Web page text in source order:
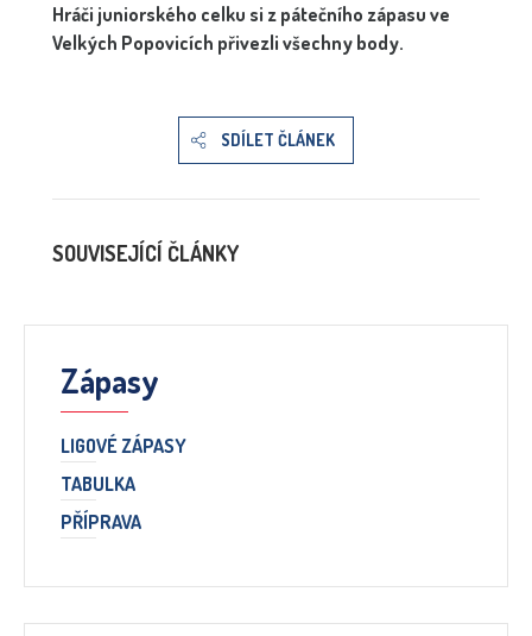
Hráči juniorského celku si z pátečního zápasu ve
Velkých Popovicích přivezli všechny body.
SDÍLET ČLÁNEK
SOUVISEJÍCÍ ČLÁNKY
Zápasy
LIGOVÉ ZÁPASY
TABULKA
PŘÍPRAVA